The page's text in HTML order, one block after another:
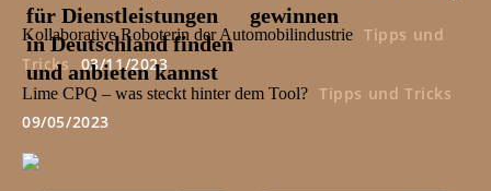
für Dienstleistungen
in Deutschland finden
und anbieten kannst
gewinnen
Kollaborative Roboterin der Automobilindustrie Tipps und
Tricks
03/11/2023
Lime CPQ – was steckt hinter dem Tool? Tipps und Tricks
09/05/2023